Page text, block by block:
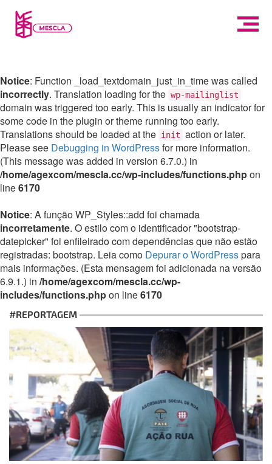
Notice: Function _load_textdomain_just_in_time was called
incorrectly. Translation loading for the wp-mailinglist
domain was triggered too early. This is usually an indicator for
some code in the plugin or theme running too early.
Translations should be loaded at the init action or later.
Please see Debugging in WordPressfor more information.
(This message was added in version 6.7.0.) in
/home/agexcom/mescla.cc/wp-includes/functions.phpon
line6170
Notice: A função WP_Styles::add foi chamada
incorretamente. O estilo com o identificador "bootstrap-
datepicker" foi enfileirado com dependências que não estão
registradas: bootstrap. Leia como Depurar o WordPresspara
mais informações. (Esta mensagem foi adicionada na versão
6.9.1.) in /home/agexcom/mescla.cc/wp-
includes/functions.phpon line6170
#REPORTAGEM